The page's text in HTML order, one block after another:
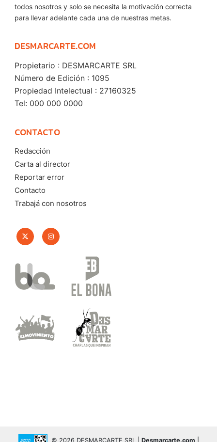
todos nosotros y solo se necesita la motivación correcta
para llevar adelante cada una de nuestras metas.
DESMARCARTE.COM
Propietario : DESMARCARTE SRL
Número de Edición : 1095
Propiedad Intelectual : 27160325
Tel: 000 000 0000
CONTACTO
Redacción
Carta al director
Reportar error
Contacto
Trabajá con nosotros
© 2026 DESMARCARTE SRL | Desmarcarte.com